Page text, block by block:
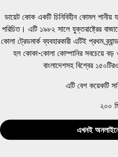
ডায়েট কোক একটি চিনিবিহীন কোমল
পরিচিত। এটি ১৯৮২ সালে যুক্তরাষ্ট্রের
কোলা ট্রেডমার্ক ব্যবহারকারী এটিই প্রথম
হল কোকা-কোলা কোম্পানির সবচেয়ে বড়
বাংলাদেশসহ বিশ্বের
এটি বেশ কয়েকটি
২০০
এখনই